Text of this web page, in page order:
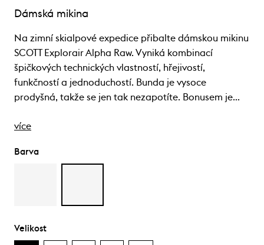
Dámská mikina
Na zimní skialpové expedice přibalte dámskou mikinu
SCOTT Explorair Alpha Raw. Vyniká kombinací
špičkových technických vlastností, hřejivostí,
funkčností a jednoduchostí. Bunda je vysoce
prodyšná, takže se jen tak nezapotíte. Bonusem je…
více
Barva
Velikost